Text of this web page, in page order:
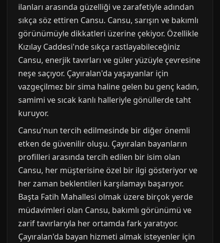
ilanları arasında güzelliği ve zarafetiyle adından
sıkça söz ettiren Cansu. Cansu, sarışın ve bakımlı
görünümüyle dikkatleri üzerine çekiyor. Özellikle
Kızılay Caddesi'nde sıkça rastlayabileceğiniz
Cansu, enerjik tavırları ve güler yüzüyle çevresine
neşe saçıyor. Çayıralan'da yaşayanlar için
vazgeçilmez bir sima haline gelen bu genç kadın,
samimi ve sıcak kanlı halleriyle gönüllerde taht
kuruyor.
Cansu'nun tercih edilmesinde bir diğer önemli
etken de güvenilir oluşu. Çayıralan bayanların
profilleri arasında tercih edilen bir isim olan
Cansu, her müşterisine özel bir ilgi gösteriyor ve
her zaman beklentileri karşılamayı başarıyor.
Başta Fatih Mahallesi olmak üzere birçok yerde
müdavimleri olan Cansu, bakımlı görünümü ve
zarif tavırlarıyla her ortamda fark yaratıyor.
Çayıralan'da bayan hizmeti almak isteyenler için